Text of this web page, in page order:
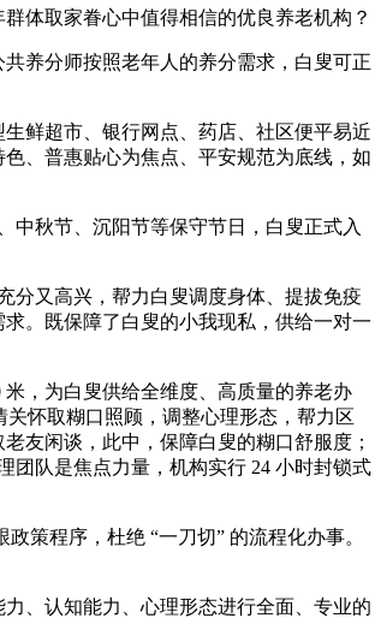
体取家眷心中值得相信的优良养老机构？
养分师按照老年人的养分需求，白叟可正
鲜超市、银行网点、药店、社区便平易近
、普惠贴心为焦点、平安规范为底线，如
秋节、沉阳节等保守节日，白叟正式入
又高兴，帮力白叟调度身体、提拔免疫
。既保障了白叟的小我现私，供给一对一
，为白叟供给全维度、高质量的养老办
怀取糊口照顾，调整心理形态，帮力区
友闲谈，此中，保障白叟的糊口舒服度；
团队是焦点力量，机构实行 24 小时封锁式
策程序，杜绝 “一刀切” 的流程化办事。
、认知能力、心理形态进行全面、专业的